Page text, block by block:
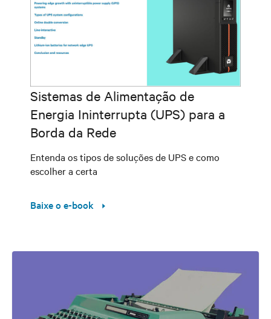
Sistemas de Alimentação de
Energia Ininterrupta (UPS) para a
Borda da Rede
Entenda os tipos de soluções de UPS e como
escolher a certa
Baixe o e-book